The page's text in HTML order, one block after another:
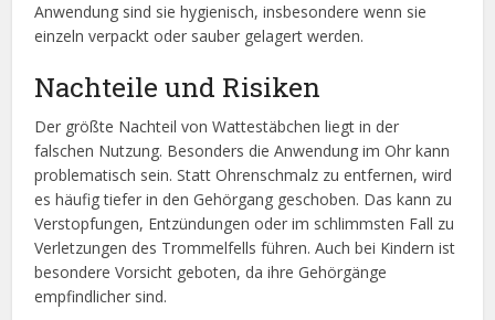
Anwendung sind sie hygienisch, insbesondere wenn sie
einzeln verpackt oder sauber gelagert werden.
Nachteile und Risiken
Der größte Nachteil von Wattestäbchen liegt in der
falschen Nutzung. Besonders die Anwendung im Ohr kann
problematisch sein. Statt Ohrenschmalz zu entfernen, wird
es häufig tiefer in den Gehörgang geschoben. Das kann zu
Verstopfungen, Entzündungen oder im schlimmsten Fall zu
Verletzungen des Trommelfells führen. Auch bei Kindern ist
besondere Vorsicht geboten, da ihre Gehörgänge
empfindlicher sind.